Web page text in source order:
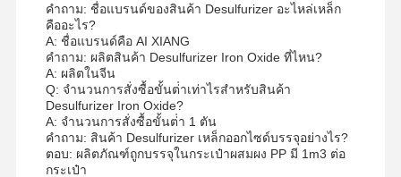
คําถาม: ชื่อแบรนด์ของสินค้า Desulfurizer อะไหล่เหล็ก
คืออะไร?
A: ชื่อแบรนด์คือ AI XIANG
คําถาม: ผลิตสินค้า Desulfurizer Iron Oxide ที่ไหน?
A: ผลิตในจีน
Q: จํานวนการสั่งซื้อขั้นต่ําเท่าไรสําหรับสินค้า
Desulfurizer Iron Oxide?
A: จํานวนการสั่งซื้อขั้นต่ํา 1 ตัน
คําถาม: สินค้า Desulfurizer เหล็กออกไซด์บรรจุอย่างไร?
ตอบ: ผลิตภัณฑ์ถูกบรรจุในกระเป๋าผสมผง PP มี 1m3 ต่อ
กระเป๋า